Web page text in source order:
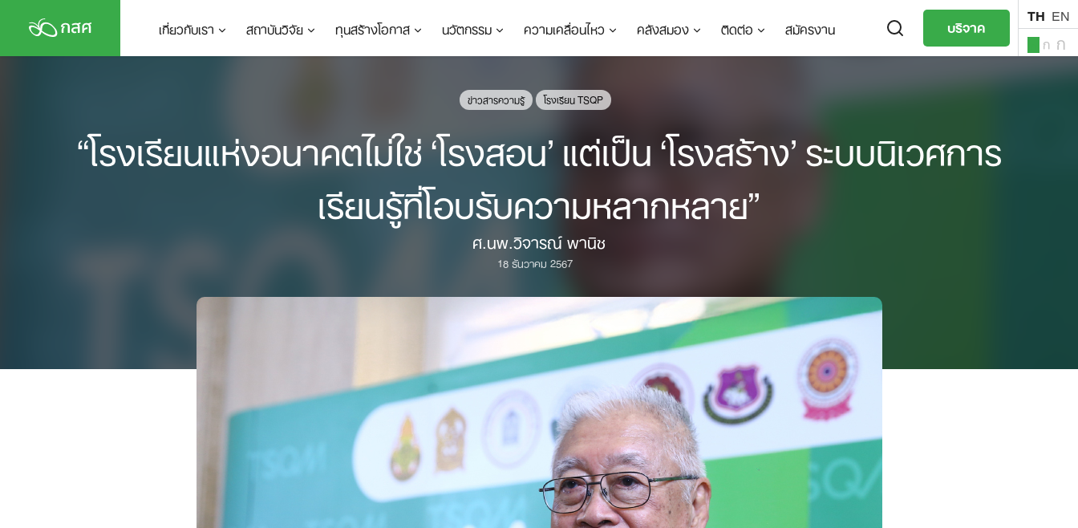
content
เกี่ยวกับเรา สถาบันวิจัย ทุนสร้างโอกาส นวัตกรรม ความเคลื่อนไหว คลังสมอง ติดต่อ สมัครงาน บริจาค TH EN
ก ก
EN
ข่าวสารความรู้ โรงเรียน TSQP
“โรงเรียนแห่งอนาคตไม่ใช่ ‘โรงสอน’ แต่เป็น ‘โรงสร้าง’ ระบบนิเวศการ
เรียนรู้ที่โอบรับความหลากหลาย”
ศ.นพ.วิจารณ์ พานิช
18 ธันวาคม 2567